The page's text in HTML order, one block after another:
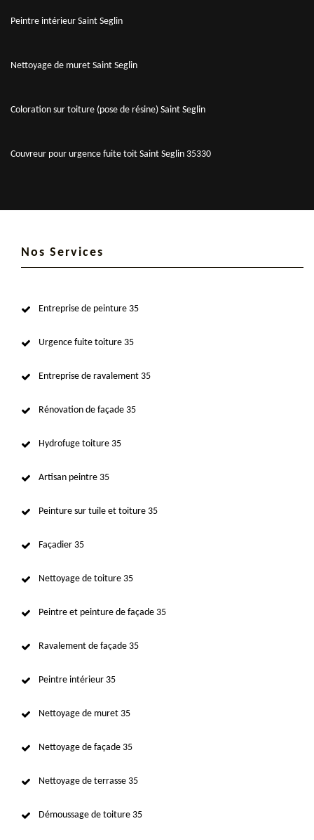
Peintre intérieur Saint Seglin
Nettoyage de muret Saint Seglin
Coloration sur toiture (pose de résine) Saint Seglin
Couvreur pour urgence fuite toit Saint Seglin 35330
Nos Services
Entreprise de peinture 35
Urgence fuite toiture 35
Entreprise de ravalement 35
Rénovation de façade 35
Hydrofuge toiture 35
Artisan peintre 35
Peinture sur tuile et toiture 35
Façadier 35
Nettoyage de toiture 35
Peintre et peinture de façade 35
Ravalement de façade 35
Peintre intérieur 35
Nettoyage de muret 35
Nettoyage de façade 35
Nettoyage de terrasse 35
Démoussage de toiture 35